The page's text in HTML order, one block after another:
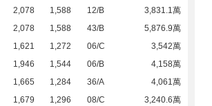
2,078 1,588 12/B
3,831.1萬
2,078 1,588 43/B
5,876.9萬
1,621 1,272 06/C
3,542萬
1,946 1,544 06/B
4,158萬
1,665 1,284 36/A
4,061萬
1,679 1,296 08/C
3,240.6萬